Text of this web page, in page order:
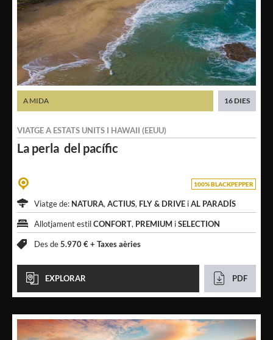
La perla del pacífic
VIATGE A ESTATS UNITS I HAWAII (EEUU)
A MIDA 16 DIES
100% BLACKPEPPER
Viatge de: NATURA, ACTIUS, FLY & DRIVE iAL PARADÍS
Allotjament estilCONFORT, PREMIUM iSELECTION
Des de5.970 € + Taxes aèries
EXPLORAR PDF